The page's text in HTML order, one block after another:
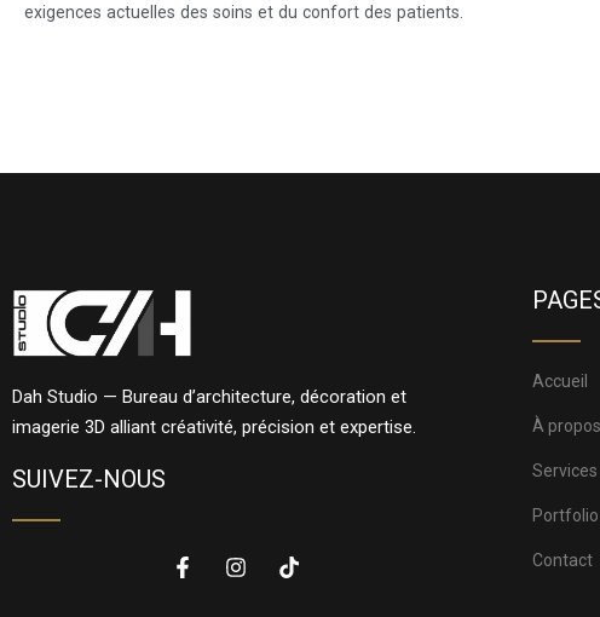
exigences actuelles des soins et du confort des patients.
Dah Studio — Bureau d’architecture, décoration et
imagerie 3D alliant créativité, précision et expertise.
SUIVEZ-NOUS
Accueil
À propos
Services
Portfolio
Contact